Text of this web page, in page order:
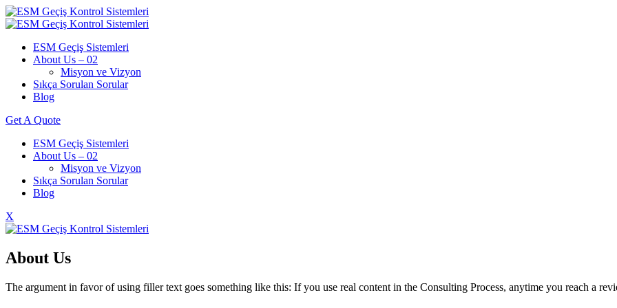
ESM Geçiş Sistemleri
About Us – 02
Misyon ve Vizyon
Sıkça Sorulan Sorular
Blog
Get A Quote
ESM Geçiş Sistemleri
About Us – 02
Misyon ve Vizyon
Sıkça Sorulan Sorular
Blog
X
About Us
The argument in favor of using filler text goes something like this: If you use real content in the Consulting Process, anytime you reach a